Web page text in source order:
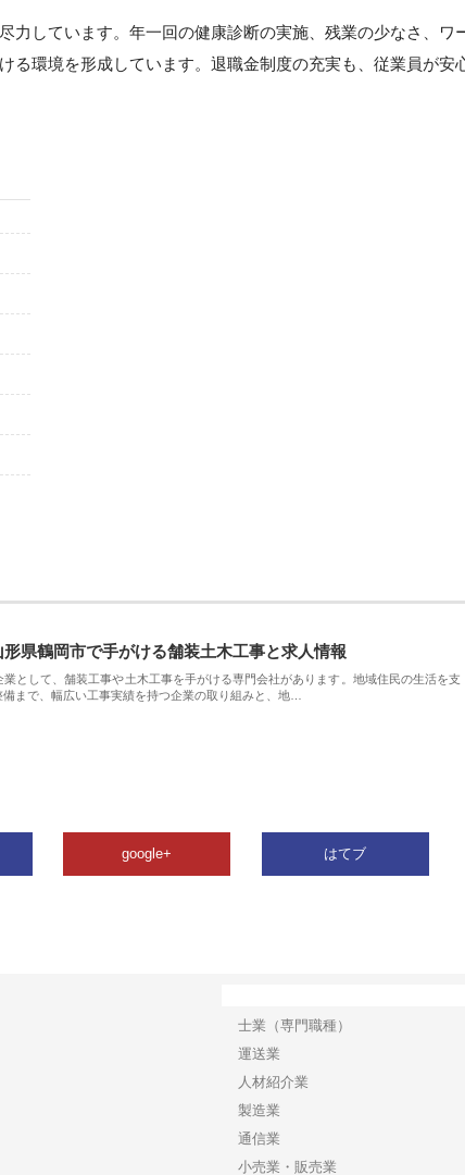
力しています。年一回の健康診断の実施、残業の少なさ、ワ
る環境を形成しています。退職金制度の充実も、従業員が安
県鶴岡市で手がける舗装土木工事と求人情報
として、舗装工事や土木工事を手がける専門会社があります。地域住民の生活を支
まで、幅広い工事実績を持つ企業の取り組みと、地…
google+ はてブ
士業（専門職種）
運送業
人材紹介業
製造業
通信業
小売業・販売業